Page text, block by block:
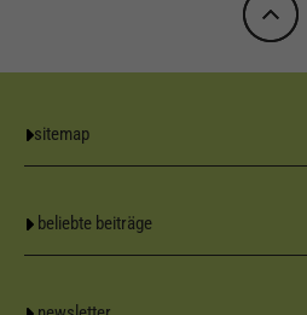
sitemap
beliebte beiträge